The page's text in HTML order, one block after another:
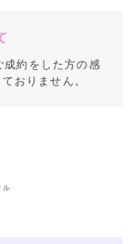
成約をした方の感
おりません。
ル